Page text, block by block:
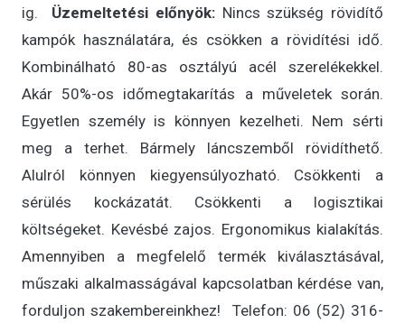
ig. Üzemeltetési előnyök: Nincs szükség rövidítő
kampók használatára, és csökken a rövidítési idő.
Kombinálható 80-as osztályú acél szerelékekkel.
Akár 50%-os időmegtakarítás a műveletek során.
Egyetlen személy is könnyen kezelheti. Nem sérti
meg a terhet. Bármely láncszemből rövidíthető.
Alulról könnyen kiegyensúlyozható. Csökkenti a
sérülés kockázatát. Csökkenti a logisztikai
költségeket. Kevésbé zajos. Ergonomikus kialakítás.
Amennyiben a megfelelő termék kiválasztásával,
műszaki alkalmasságával kapcsolatban kérdése van,
forduljon szakembereinkhez! Telefon: 06 (52) 316-